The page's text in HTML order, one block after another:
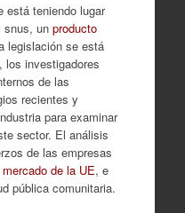
está teniendo lugar
snus, un producto
legislación se está
los investigadores
de las
recientes y
para examinar
sector. El análisis
de las empresas
de la UE, e
pública comunitaria.